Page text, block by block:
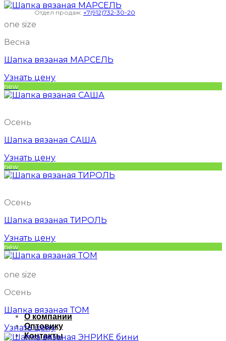
Отдел продаж: +7(912)732-30-20
О компании
Оптовику
Контакты
one size
Весна
Шапка вязаная МАРСЕЛЬ
Узнать цену
new
Осень
Шапка вязаная САША
Узнать цену
new
Осень
Шапка вязаная ТИРОЛЬ
Узнать цену
new
one size
Осень
Шапка вязаная ТОМ
Узнать цену